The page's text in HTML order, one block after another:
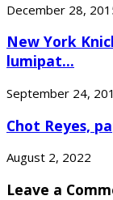
December 28,
New York
lumipat...
September 24,
Chot Reyes,
August 2, 2022
Leave a